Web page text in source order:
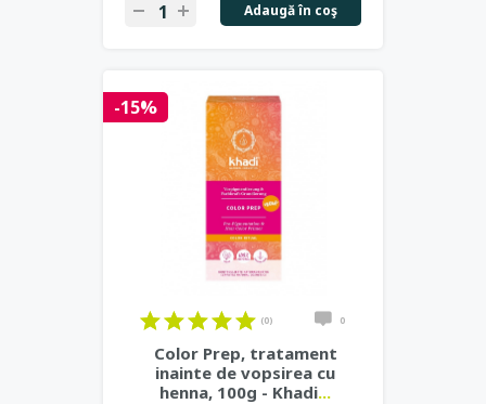
Adaugă în coş
-15%
(0) 0
Color Prep, tratament
inainte de vopsirea cu
henna, 100g - Khadi...